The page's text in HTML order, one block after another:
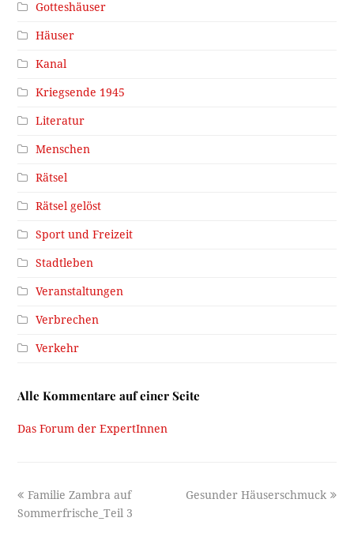
Gotteshäuser
Häuser
Kanal
Kriegsende 1945
Literatur
Menschen
Rätsel
Rätsel gelöst
Sport und Freizeit
Stadtleben
Veranstaltungen
Verbrechen
Verkehr
Alle Kommentare auf einer Seite
Das Forum der ExpertInnen
previous
post:
Familie Zambra auf
Sommerfrische_Teil 3
next
Gesunder Häuserschmuck